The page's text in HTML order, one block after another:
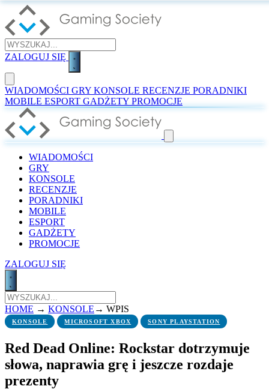
ZALOGUJ SIĘ
WIADOMOŚCI GRY KONSOLE RECENZJE PORADNIKI
MOBILE ESPORT GADŻETY PROMOCJE
WIADOMOŚCI
GRY
KONSOLE
RECENZJE
PORADNIKI
MOBILE
ESPORT
GADŻETY
PROMOCJE
ZALOGUJ SIĘ
HOME → KONSOLE → WPIS
KONSOLE MICROSOFT XBOX SONY PLAYSTATION
Red Dead Online: Rockstar dotrzymuje
słowa, naprawia grę i jeszcze rozdaje
prezenty